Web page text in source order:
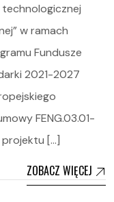
w ramach
Fundusze
2021-2027
FENG.03.01-
projektu […]
ZOBACZ WIĘCEJ